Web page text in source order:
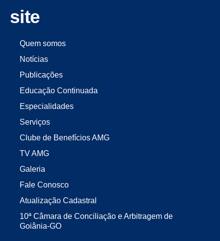
site
Quem somos
Notícias
Publicações
Educação Continuada
Especialidades
Serviços
Clube de Benefícios AMG
TV AMG
Galeria
Fale Conosco
Atualização Cadastral
10ª Câmara de Conciliação e Arbitragem de
Goiânia-GO